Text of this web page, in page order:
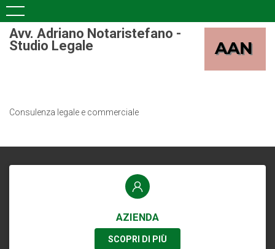
Avv. Adriano Notaristefano -
Studio Legale
Consulenza legale e commerciale
AZIENDA
SCOPRI DI PIÙ